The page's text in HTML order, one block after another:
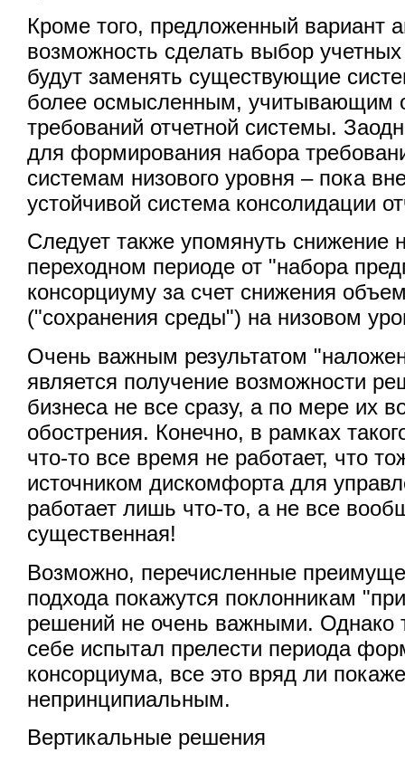
Кроме того, предложенный вариант
возможность сделать выбор
будут заменять существующие
более осмысленным, учитывающим
требований отчетной системы.
для формирования набора
системам низового уровня – пока
устойчивой система консолидации
Следует также упомянуть снижение
переходном периоде от "набора
консорциуму за счет снижения
("сохранения среды") на низовом
Очень важным результатом
является получение возможности
бизнеса не все сразу, а по мере их
обострения. Конечно, в рамках
что-то все время не работает, что
источником дискомфорта для
работает лишь что-то, а не все
существенная!
Возможно, перечисленные
подхода покажутся поклонникам
решений не очень важными. Однако
себе испытал прелести периода
консорциума, все это вряд ли
непринципиальным.
Вертикальные решения